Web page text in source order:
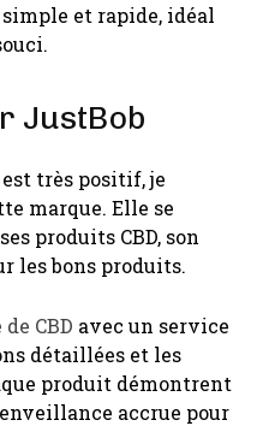
et rapide, idéal
JustBob
très positif, je
marque. Elle se
produits CBD, son
les bons produits.
CBD avec un service
détaillées et les
produit démontrent
accrue pour